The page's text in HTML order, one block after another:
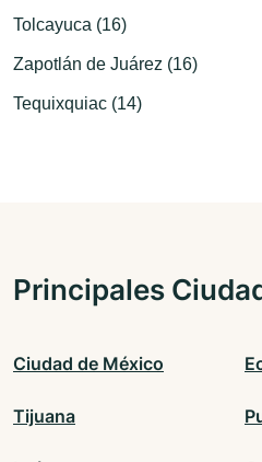
Tolcayuca (16)
Zapotlán de Juárez (16)
Tequixquiac (14)
Principales
Ciudad de México
Tijuana